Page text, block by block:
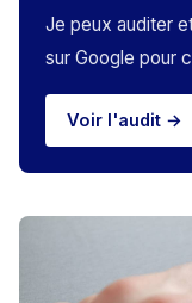
Je peux auditer
sur Google pour
Voir l'audit →